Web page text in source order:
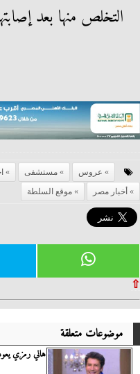
التخلص منها بعد
عروس مستشفى
أخبار مصر
موقع السلطة
⇧
موضوعات متعلقة
هاني رمزي يعود